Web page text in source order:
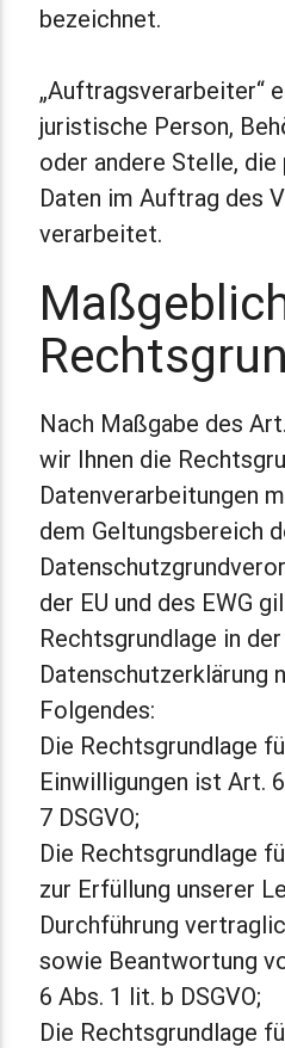
bezeichnet.
„Auftragsverarbeiter“
juristische Person,
oder andere Stelle,
Daten im Auftrag des
verarbeitet.
Nach Maßgabe des
wir Ihnen die
Datenverarbeitungen
dem Geltungsbereich
der EU und des EWG
Rechtsgrundlage in der
Datenschutzerklärung
Folgendes:
Die Rechtsgrundlage
Einwilligungen ist Art.
7 DSGVO;
Die Rechtsgrundlage
zur Erfüllung unserer
Durchführung
sowie Beantwortung
6 Abs. 1 lit. b DSGVO;
Die Rechtsgrundlage